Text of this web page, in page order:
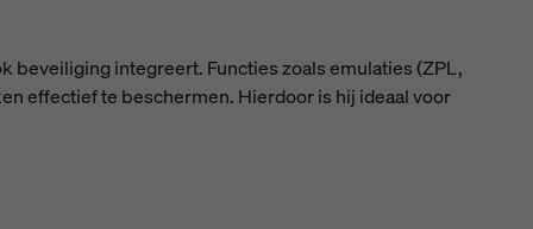
beveiliging integreert. Functies zoals emulaties (ZPL,
effectief te beschermen. Hierdoor is hij ideaal voor